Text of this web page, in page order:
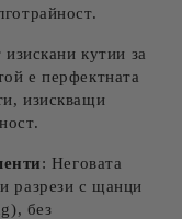
кутии за
е перфектната
изискващи
: Неговата
разрези с щанци
без